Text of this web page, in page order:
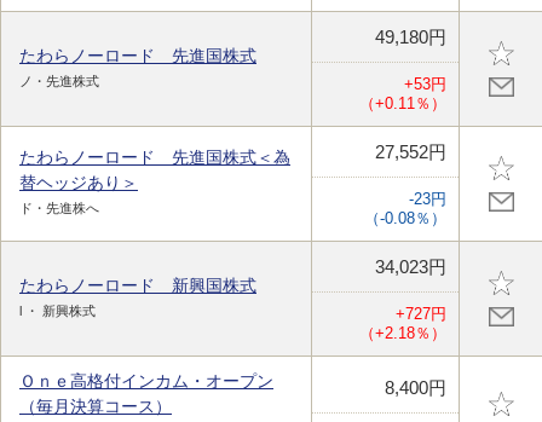
たわらノーロード 先進国株式
ノ・先進株式
49,180円
+53円
（+0.11％）
たわらノーロード 先進国株式＜為
替ヘッジあり＞
ド・先進株へ
27,552円
-23円
（-0.08％）
たわらノーロード 新興国株式
l ・ 新興株式
34,023円
+727円
（+2.18％）
Ｏｎｅ高格付インカム・オープン
（毎月決算コース）
8,400円